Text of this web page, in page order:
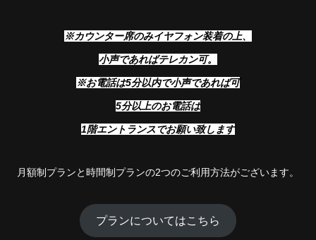
※カウンター席のみイヤフォン装着の上、
小声であればテレカン可。
※お電話は5分以内で小声であれば可
5分以上のお電話は
1階エントランスでお願い致します
月額制プランと時間制プランの2つのご利用方法がございます。
プランについてはこちら